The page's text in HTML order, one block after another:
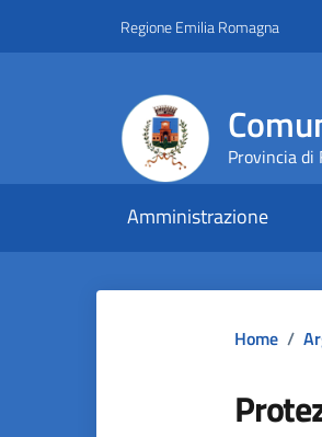
Regione Emilia Romagna
Provincia di
Amministrazione
Home /